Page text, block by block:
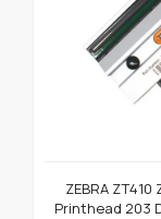
ZEBRA ZT410
Printhead 203